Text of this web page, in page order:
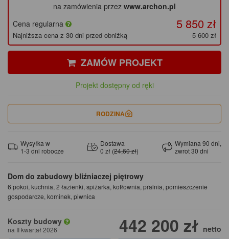
Dom do zabudowy bliźniaczej piętrowy
6 pokoi, kuchnia, 2 łazienki, spiżarka, kotłownia, pralnia, pomieszczenie
gospodarcze, kominek, piwnica
Koszty budowy
na II kwartał 2026 442 200 zł netto
na zamówienia przez www.archon.pl
Cena regularna
5 850 zł
Najniższa cena z 30 dni przed obniżką 5 600 zł
ZAMÓW PROJEKT
Projekt dostępny od ręki
RODZINA
Wysyłka w
1-3 dni robocze
Dostawa
0 zł (24,60 zł)
Wymiana 90 dni,
zwrot 30 dni